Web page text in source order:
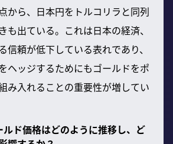
から、日本円をトルコリラと同列
も出ている。これは日本の経済、
信頼が低下している表れであり、
ヘッジするためにもゴールドをポ
み入れることの重要性が増してい
ド価格はどのように推移し、ど